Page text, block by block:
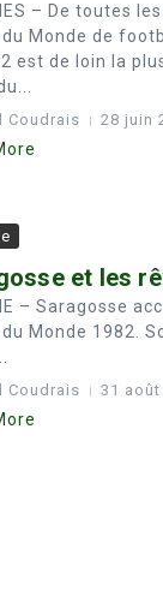
– De toutes
du Monde de
est de loin la
Coudrais 28 juin
et les
– Saragosse
du Monde 1982.
Coudrais 31 août